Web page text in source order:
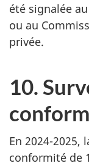
été signalée
ou au
privée.
10.
En 2024-2025,
conformité de